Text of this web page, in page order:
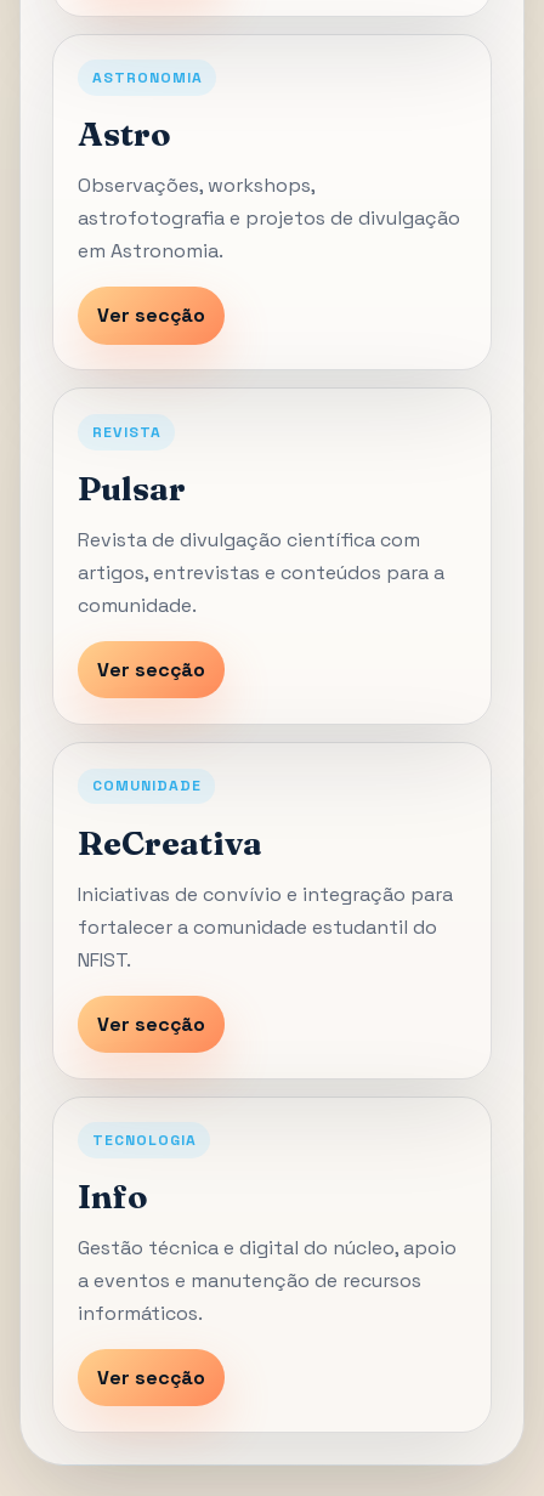
ASTRONOMIA
Astro
Observações, workshops,
astrofotografia e projetos de divulgação
em Astronomia.
Ver secção
REVISTA
Pulsar
Revista de divulgação científica com
artigos, entrevistas e conteúdos para a
comunidade.
Ver secção
COMUNIDADE
ReCreativa
Iniciativas de convívio e integração para
fortalecer a comunidade estudantil do
NFIST.
Ver secção
TECNOLOGIA
Info
Gestão técnica e digital do núcleo, apoio
a eventos e manutenção de recursos
informáticos.
Ver secção